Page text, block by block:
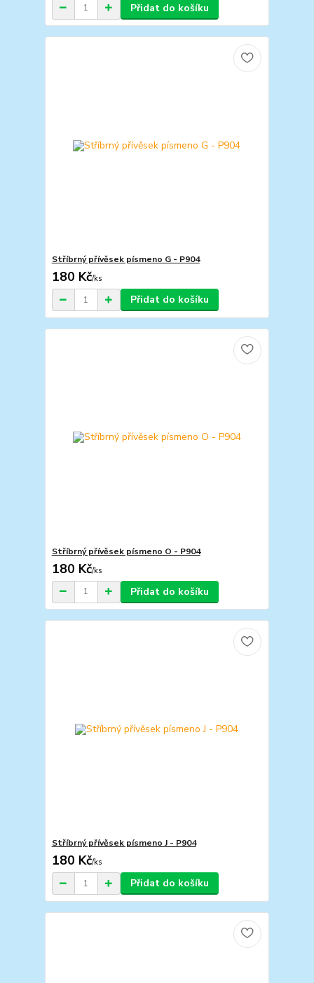
Přidat do košíku
Stříbrný přívěsek písmeno G - P904
180 Kč/ks
Přidat do košíku
Stříbrný přívěsek písmeno O - P904
180 Kč/ks
Přidat do košíku
Stříbrný přívěsek písmeno J - P904
180 Kč/ks
Přidat do košíku